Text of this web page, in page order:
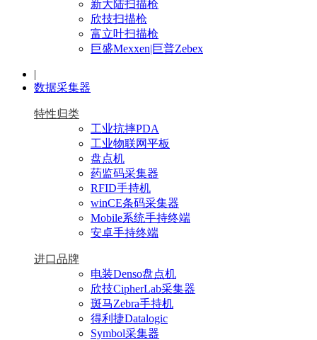
新大陆扫描枪
欣技扫描枪
富立叶扫描枪
巨盛Mexxen|巨普Zebex
|
数据采集器
特性归类
工业抗摔PDA
工业物联网平板
盘点机
药监码采集器
RFID手持机
winCE条码采集器
Mobile系统手持终端
安卓手持终端
进口品牌
电装Denso盘点机
欣技CipherLab采集器
斑马Zebra手持机
得利捷Datalogic
Symbol采集器